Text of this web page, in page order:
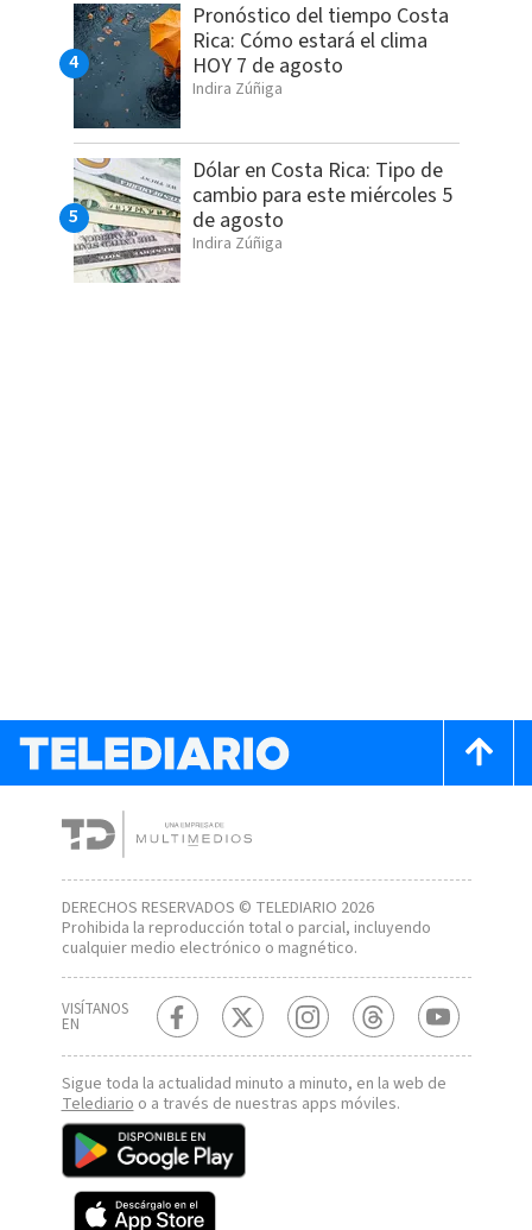
Pronóstico del tiempo Costa
Rica: Cómo estará el clima
HOY 7 de agosto
Indira Zúñiga
Dólar en Costa Rica: Tipo de
cambio para este miércoles 5
de agosto
Indira Zúñiga
DERECHOS RESERVADOS © TELEDIARIO 2026
Prohibida la reproducción total o parcial, incluyendo
cualquier medio electrónico o magnético.
VISÍTANOS
EN
Sigue toda la actualidad minuto a minuto, en la web de
Telediarioo a través de nuestras apps móviles.